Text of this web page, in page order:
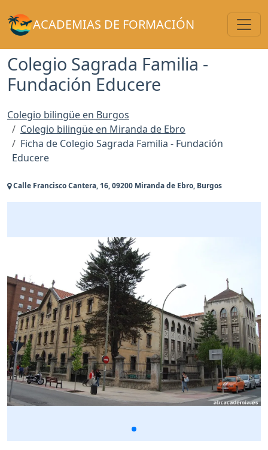
ACADEMIAS DE FORMACIÓN
Colegio Sagrada Familia -
Fundación Educere
Colegio bilingüe en Burgos
Colegio bilingüe en Miranda de Ebro
Ficha de Colegio Sagrada Familia - Fundación
Educere
Calle Francisco Cantera, 16, 09200 Miranda de Ebro, Burgos